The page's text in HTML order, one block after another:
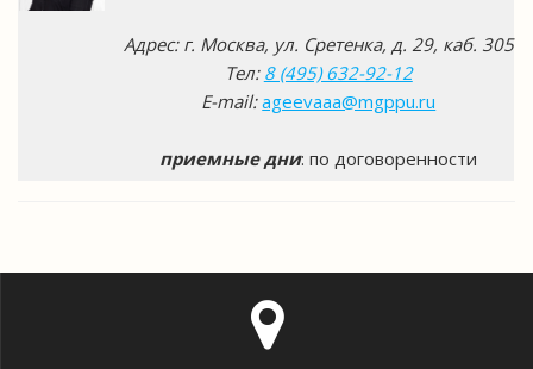
Адрес: г. Москва, ул. Сретенка, д. 29, каб. 305
Тел: 8 (495) 632-92-12
E-mail:ageevaaa@mgppu.ru
приемные дни: по договоренности